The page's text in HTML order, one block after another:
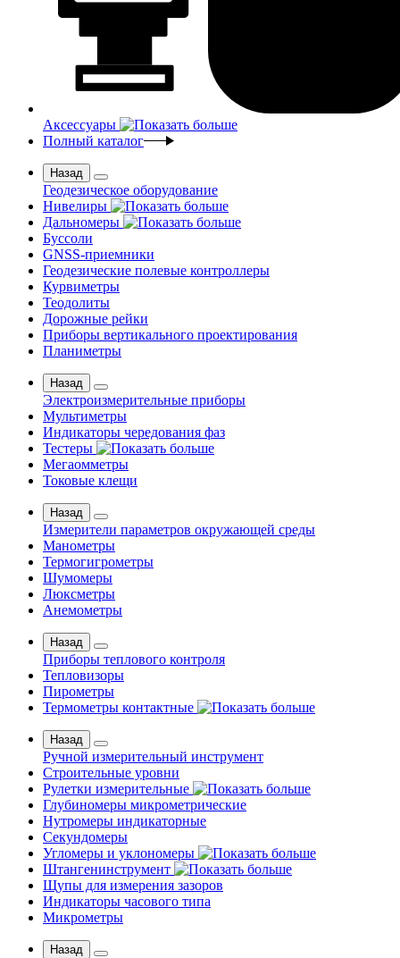
Аксессуары
Полный каталог
Назад
Геодезическое оборудование
Нивелиры
Дальномеры
Буссоли
GNSS-приемники
Геодезические полевые контроллеры
Курвиметры
Теодолиты
Дорожные рейки
Приборы вертикального проектирования
Планиметры
Назад
Электроизмерительные приборы
Мультиметры
Индикаторы чередования фаз
Тестеры
Мегаомметры
Токовые клещи
Назад
Измерители параметров окружающей среды
Манометры
Термогигрометры
Шумомеры
Люксметры
Анемометры
Назад
Приборы теплового контроля
Тепловизоры
Пирометры
Термометры контактные
Назад
Ручной измерительный инструмент
Строительные уровни
Рулетки измерительные
Глубиномеры микрометрические
Нутромеры индикаторные
Секундомеры
Угломеры и уклономеры
Штангенинструмент
Щупы для измерения зазоров
Индикаторы часового типа
Микрометры
Назад